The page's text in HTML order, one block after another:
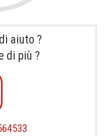
aiuto ?
di più ?